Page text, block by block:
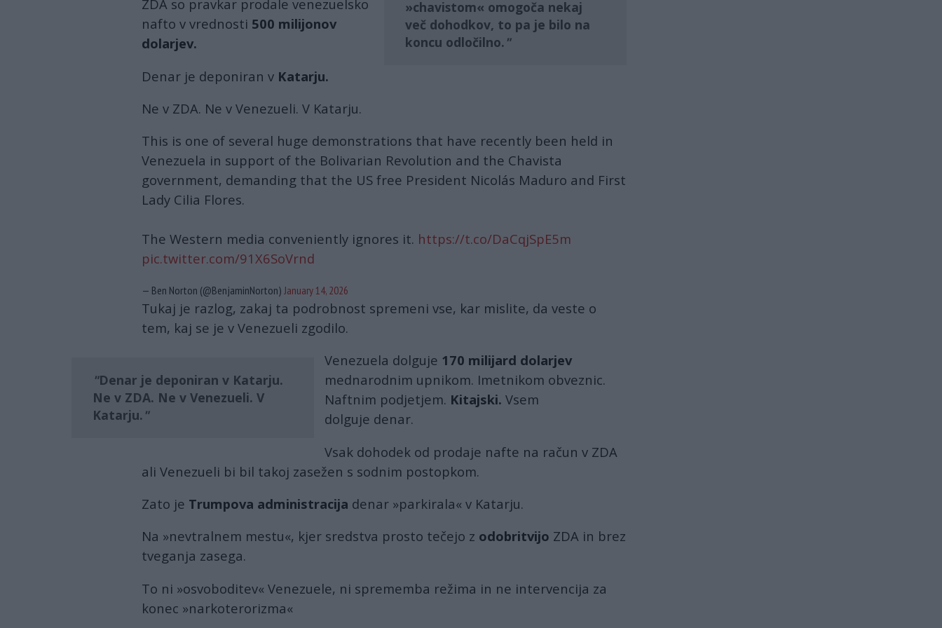
»chavistom« omogoča nekaj
več dohodkov, to pa je bilo na
koncu odločilno.
ZDA so pravkar prodale venezuelsko
nafto v vrednosti 500 milijonov
dolarjev.
Denar je deponiran v Katarju.
Ne v ZDA. Ne v Venezueli. V Katarju.
This is one of several huge demonstrations that have recently been held in
Venezuela in support of the Bolivarian Revolution and the Chavista
government, demanding that the US free President Nicolás Maduro and First
Lady Cilia Flores.
The Western media conveniently ignores it. https://t.co/DaCqjSpE5m
pic.twitter.com/91X6SoVrnd
— Ben Norton (@BenjaminNorton) January 14, 2026
Tukaj je razlog, zakaj ta podrobnost spremeni vse, kar mislite, da veste o
tem, kaj se je v Venezueli zgodilo.
Denar je deponiran v Katarju.
Ne v ZDA. Ne v Venezueli. V
Katarju.
Venezuela dolguje 170 milijard dolarjev
mednarodnim upnikom. Imetnikom obveznic.
Naftnim podjetjem. Kitajski. Vsem
dolguje denar.
Vsak dohodek od prodaje nafte na račun v ZDA
ali Venezueli bi bil takoj zasežen s sodnim postopkom.
Zato je Trumpova administracija denar »parkirala« v Katarju.
Na »nevtralnem mestu«, kjer sredstva prosto tečejo z odobritvijo ZDA in brez
tveganja zasega.
To ni »osvoboditev« Venezuele, ni sprememba režima in ne intervencija za
konec »narkoterorizma«